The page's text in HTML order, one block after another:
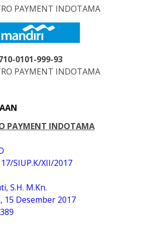
PAYMENT INDOTAMA
0101-999-93
PAYMENT INDOTAMA
PAYMENT INDOTAMA
SIUP.K/XII/2017
S.H. M.Kn.
15 Desember 2017